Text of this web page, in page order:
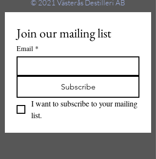
© 2021 Västerås Destilleri AB
Join our mailing list
Email *
Subscribe
I want to subscribe to your mailing
list.